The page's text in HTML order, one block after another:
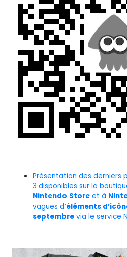
Présentation des derniers
3 disponibles sur la
Nintendo Store et à
vagues d’éléments
septembre via le service